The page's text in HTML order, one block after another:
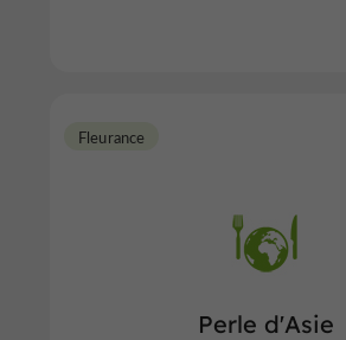
Perle d'Asie
Fleurance